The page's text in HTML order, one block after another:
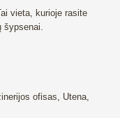
vieta, kurioje rasite
ofisas, Utena,